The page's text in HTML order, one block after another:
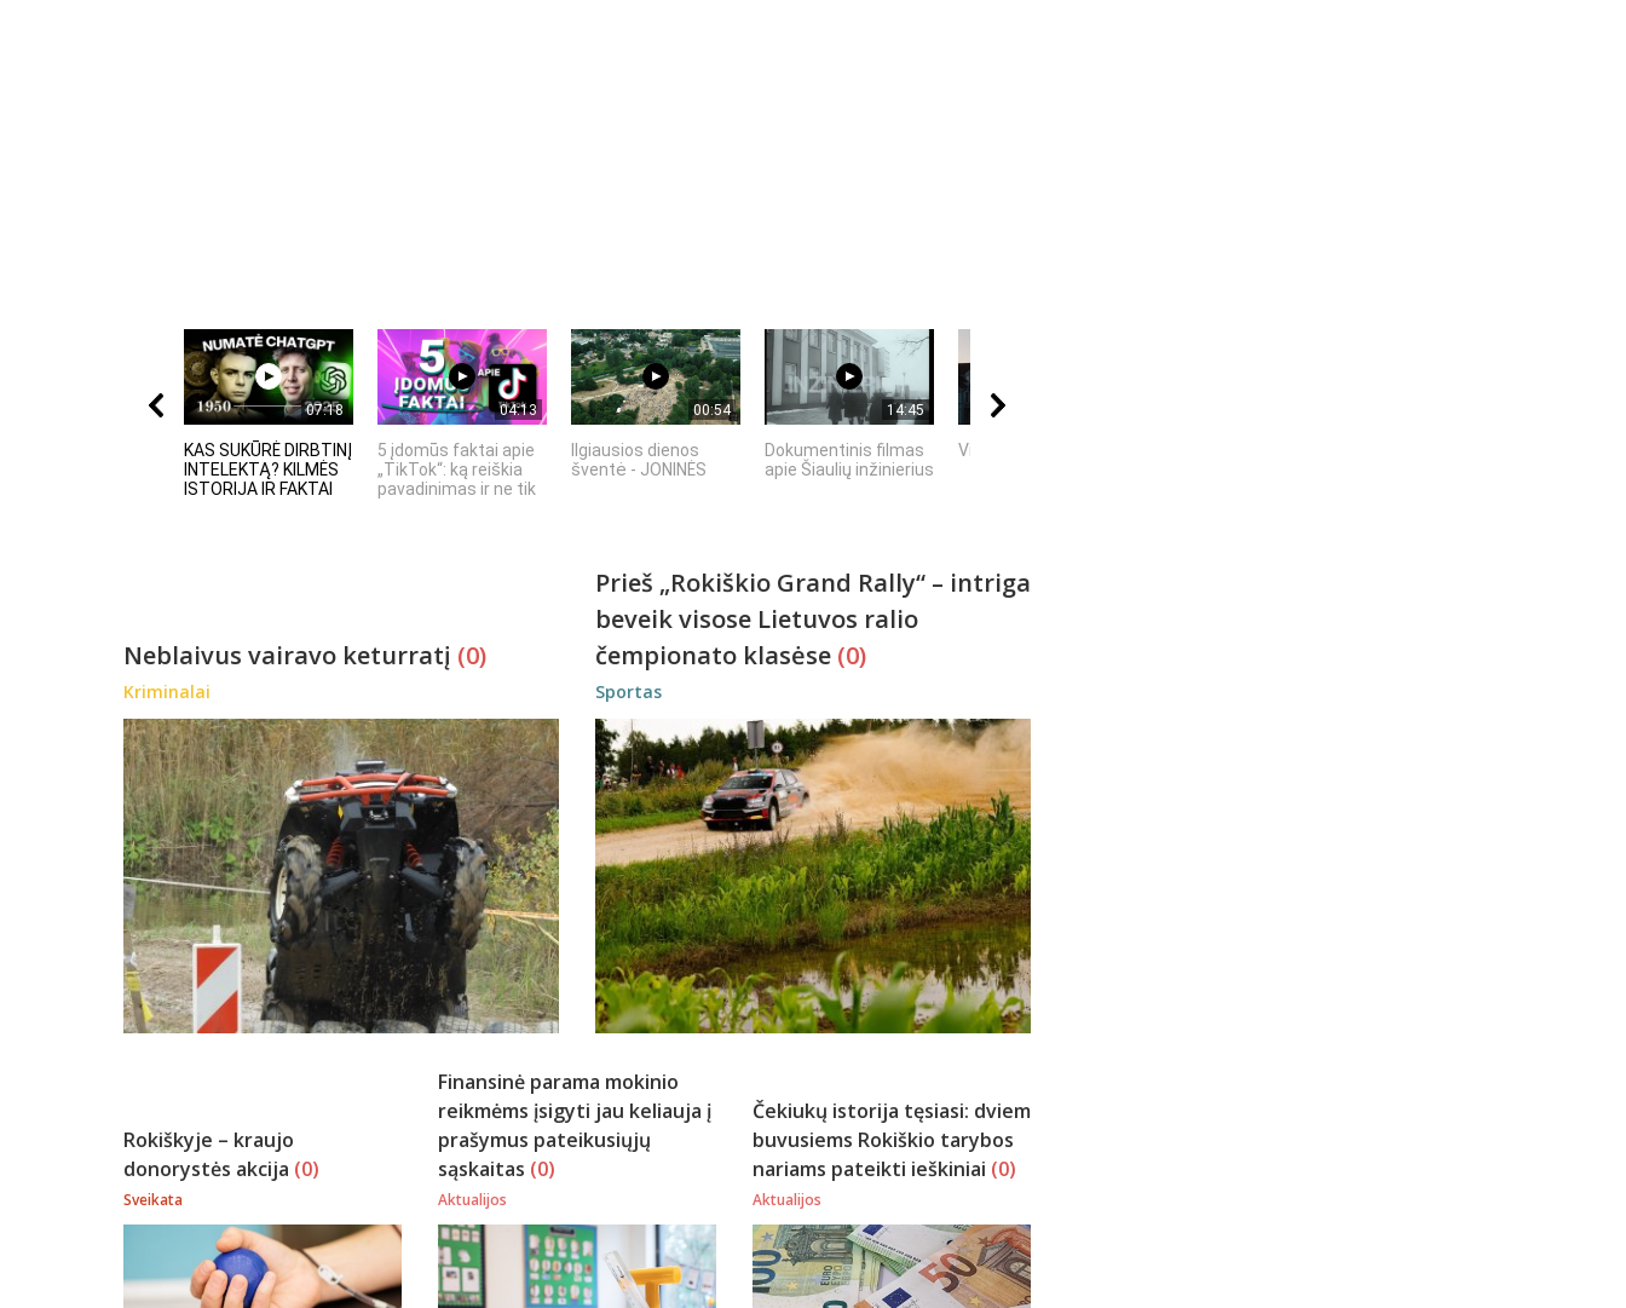
07:18
KAS SUKŪRĖ DIRBTINĮ
INTELEKTĄ? KILMĖS
ISTORIJA IR FAKTAI
04:13
5 įdomūs faktai apie
„TikTok“: ką reiškia
pavadinimas ir ne tik
00:54
Ilgiausios dienos
šventė - JONINĖS
14:45
Dokumentinis filmas
apie Šiaulių inžinierius
Vilniaus senamiestis
Neblaivus vairavo keturratį (0)
Kriminalai
Prieš „Rokiškio Grand Rally“ – intriga
beveik visose Lietuvos ralio
čempionato klasėse (0)
Sportas
Rokiškyje – kraujo
donorystės akcija (0)
Sveikata
Finansinė parama mokinio
reikmėms įsigyti jau keliauja į
prašymus pateikusiųjų
sąskaitas (0)
Aktualijos
Čekiukų istorija tęsiasi: dviem
buvusiems Rokiškio tarybos
nariams pateikti ieškiniai (0)
Aktualijos